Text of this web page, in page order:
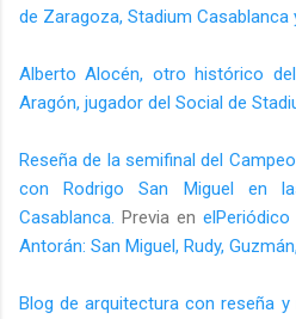
de Zaragoza, Stadium Casablanca
Alberto Alocén, otro histórico
Aragón, jugador del Social de
Reseña de la semifinal del
con Rodrigo San Miguel en
Casablanca. Previa en
Antorán: San Miguel, Rudy, Guzmán,
Blog de arquitectura con reseña